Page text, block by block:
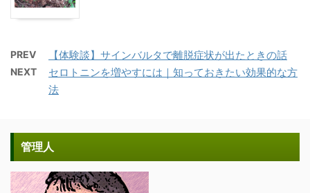
PREV 【体験談】サインバルタで離脱症状が出たときの話
NEXT
セロトニンを増やすには｜知っておきたい効果的な方
法
管理人